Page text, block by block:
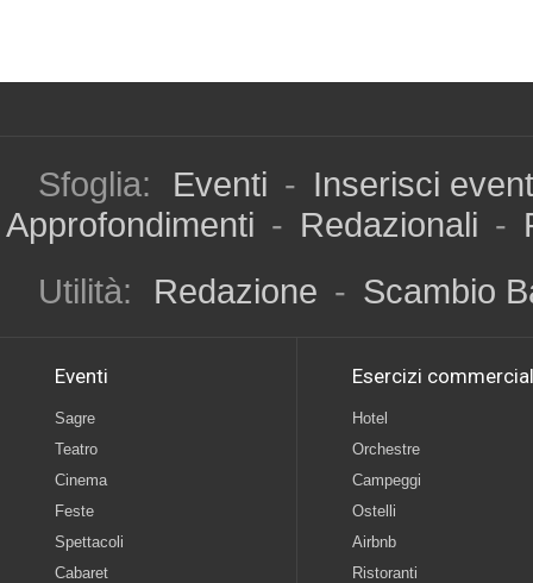
Sfoglia: Eventi - Inserisci
Approfondimenti - Redazionali -
Utilità:
Redazione - Scambio
Eventi
Sagre
Teatro
Cinema
Feste
Spettacoli
Cabaret
Esercizi
Hotel
Orchestre
Campeggi
Ostelli
Airbnb
Ristoranti